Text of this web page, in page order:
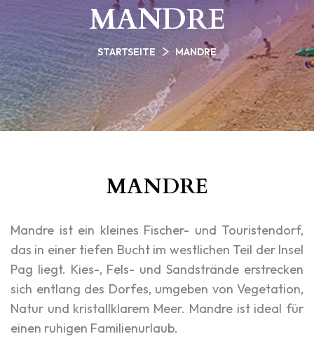
MANDRE
STARTSEITE MANDRE
MANDRE
Mandre ist ein kleines Fischer- und Touristendorf,
das in einer tiefen Bucht im westlichen Teil der Insel
Pag liegt. Kies-, Fels- und Sandstrände erstrecken
sich entlang des Dorfes, umgeben von Vegetation,
Natur und kristallklarem Meer. Mandre ist ideal für
einen ruhigen Familienurlaub.